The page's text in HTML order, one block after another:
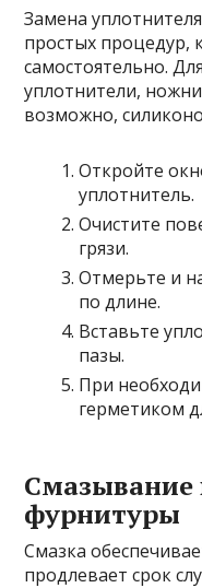
Замена
простых процедур,
самостоятельно.
уплотнители,
возможно,
Откройте
уплотнитель.
Очистите
грязи.
Отмерьте и
по длине.
Вставьте
пазы.
При
герметиком
Смазывание
фурнитуры
Смазка
продлевает срок